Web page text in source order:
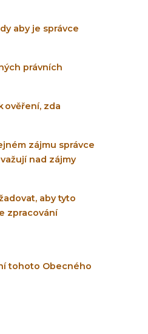
aby je správce
právních
ověření, zda
zájmu správce
nad zájmy
aby tyto
zpracování
tohoto Obecného